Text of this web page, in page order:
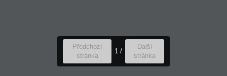
Předchozí
stránka
1 /
Další
stránka